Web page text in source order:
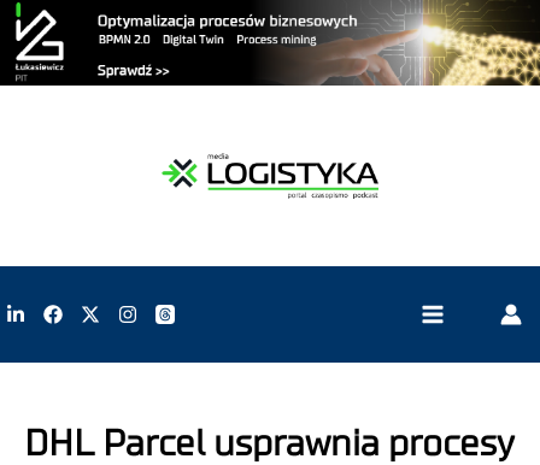
DHL Parcel usprawnia procesy